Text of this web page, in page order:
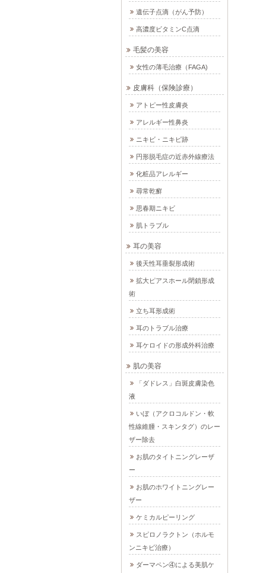
遺伝子点滴（がん予防）
高濃度ビタミンC点滴
毛髪の美容
女性の薄毛治療（FAGA)
皮膚科（保険診療）
アトピー性皮膚炎
アレルギー性鼻炎
ニキビ・ニキビ跡
円形脱毛症の近赤外線療法
化粧品アレルギー
尋常乾癬
思春期ニキビ
肌トラブル
耳の美容
後天性耳垂裂形成術
拡大ピアスホール閉鎖形成
術
立ち耳形成術
耳のトラブル治療
耳ケロイドの形成外科治療
肌の美容
「ダドレス」白斑皮膚染色
液
いぼ（アクロコルドン・軟
性線維腫・スキンタグ）のレー
ザー除去
お肌のタイトニングレーザ
ー
お肌のホワイトニングレー
ザー
ケミカルピーリング
スピロノラクトン（ホルモ
ンニキビ治療）
ダーマペン④による美肌ケ